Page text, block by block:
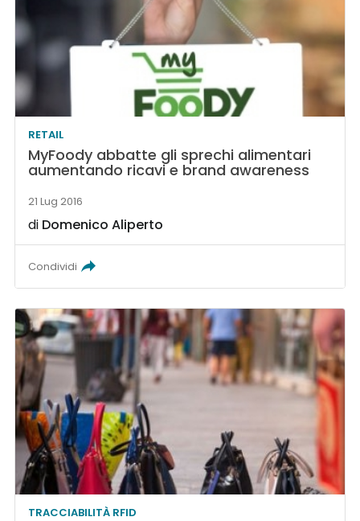
RETAIL
MyFoody abbatte gli sprechi alimentari
aumentando ricavi e brand awareness
21 Lug 2016
di Domenico Aliperto
Condividi
TRACCIABILITÀ RFID